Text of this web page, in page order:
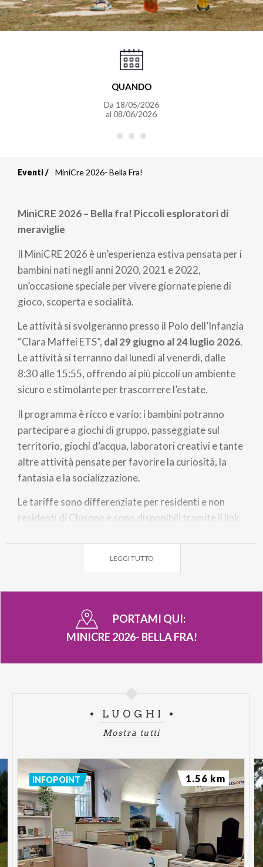
QUANDO
Da 18/05/2026
al 08/06/2026
di
pane
Eventi MiniCre 2026- Bella Fra!
MiniCRE 2026 – Bella fra! Piccoli esploratori di
meraviglie
Il MiniCRE 2026 è un’esperienza estiva pensata per i
bambini nati negli anni 2020, 2021 e 2022,
un’occasione speciale per vivere giornate piene di
gioco, scoperta e socialità.
Le attività si svolgeranno presso il Polo dell’Infanzia
“Clara Maffei ETS”, dal 29 giugno al 24 luglio 2026.
Le attività si terranno dal lunedì al venerdì, dalle
8:30 alle 15:55, offrendo ai più piccoli un ambiente
sicuro e stimolante per trascorrere l’estate.
Il programma è ricco e vario: i bambini potranno
partecipare a giochi di gruppo, passeggiate sul
territorio, giochi d’acqua, laboratori creativi e tante
altre attività pensate per favorire la curiosità, la
fantasia e la socializzazione.
Le tariffe sono differenziate per residenti e non
residenti di Clusone e sono disponibili tramite il link
Le iscrizioni sono aperte a tutti dal 16 maggio fino
I bambini non residenti a Clusone e non frequentanti
disponibilità di posti.
LEGGI TUTTO
PORTAMI QUI:
MINICRE 2026- BELLA FRA!
LUOGHI
Mostra tutti
INFOPOINT 1.56 km